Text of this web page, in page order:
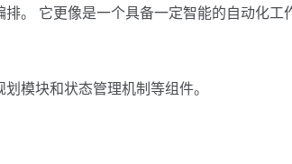
。 它更像是一个具备一定智能的自动化工
模块和状态管理机制等组件。